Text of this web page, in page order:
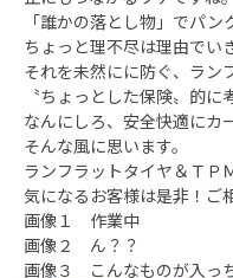
「誰かの落とし物」でパ
ちょっと理不尽は理由でい
それを未然にに防ぐ、ラ
〝ちょっとした保険〟的に
なんにしろ、安全快適にカ
そんな風に思います。
ランフラットタイヤ＆ＴＰ
気になるお客様は是非！ご
画像１ 作業中
画像２ ん？？
画像３ こんなものが入っ